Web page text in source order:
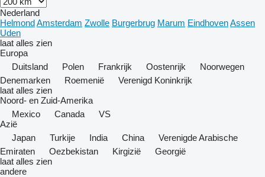
Nederland
HelmondAmsterdam Zwolle Burgerbrug Marum EindhovenAssen
Uden
laat alles zien
Europa
Duitsland
Polen Frankrijk Oostenrijk
Noorwegen
Denemarken
Roemenië
Verenigd Koninkrijk
laat alles zien
Noord- en Zuid-Amerika
Mexico
Canada
VS
Azië
Japan
Turkije India China
Verenigde Arabische
Emiraten
Oezbekistan Kirgizië
Georgië
laat alles zien
andere